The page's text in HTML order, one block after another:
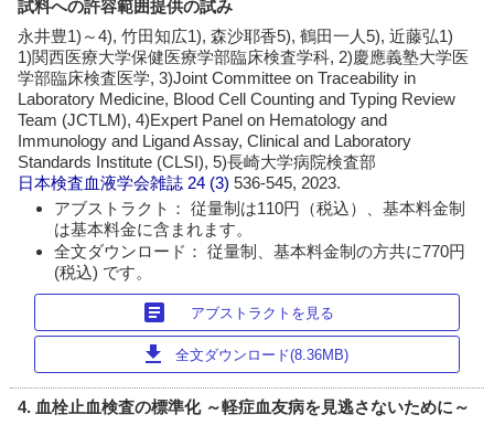
試料への許容範囲提供の試み
永井豊1)～4), 竹田知広1), 森沙耶香5), 鶴田一人5), 近藤弘1)
1)関西医療大学保健医療学部臨床検査学科, 2)慶應義塾大学医
学部臨床検査医学, 3)Joint Committee on Traceability in
Laboratory Medicine, Blood Cell Counting and Typing Review
Team (JCTLM), 4)Expert Panel on Hematology and
Immunology and Ligand Assay, Clinical and Laboratory
Standards Institute (CLSI), 5)長崎大学病院検査部
日本検査血液学会雑誌 24 (3)536-545, 2023.
アブストラクト： 従量制は110円（税込）、基本料金制
は基本料金に含まれます。
全文ダウンロード： 従量制、基本料金制の方共に770円
(税込) です。
article アブストラクトを見る
download 全文ダウンロード(8.36MB)
4. 血栓止血検査の標準化 ～軽症血友病を見逃さないために～